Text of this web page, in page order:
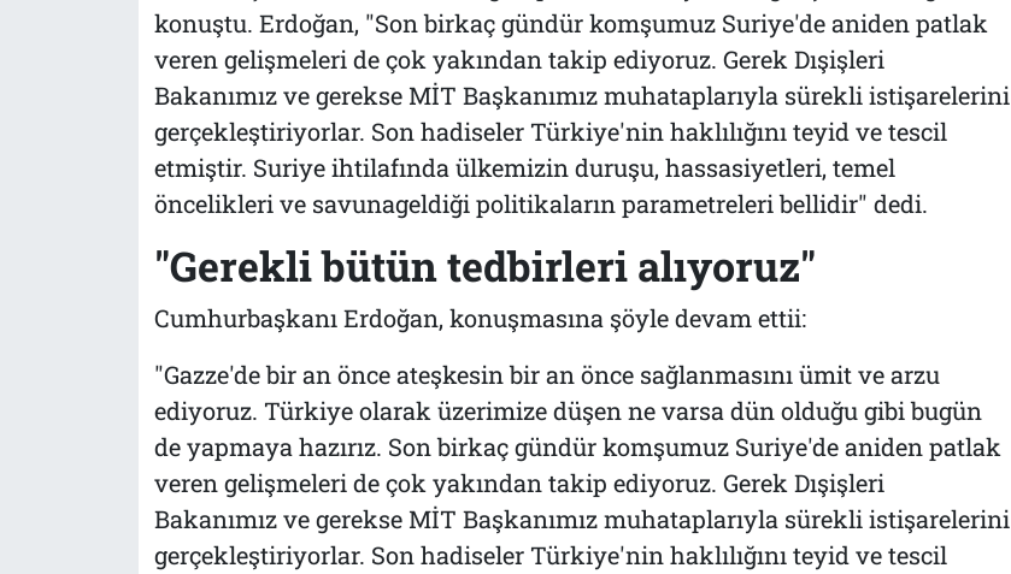
konuştu. Erdoğan, "Son birkaç gündür komşumuz Suriye'de aniden patlak
veren gelişmeleri de çok yakından takip ediyoruz. Gerek Dışişleri
Bakanımız ve gerekse MİT Başkanımız muhataplarıyla sürekli istişarelerini
gerçekleştiriyorlar. Son hadiseler Türkiye'nin haklılığını teyid ve tescil
etmiştir. Suriye ihtilafında ülkemizin duruşu, hassasiyetleri, temel
öncelikleri ve savunageldiği politikaların parametreleri bellidir" dedi.
"Gerekli bütün tedbirleri alıyoruz"
Cumhurbaşkanı Erdoğan, konuşmasına şöyle devam ettii:
"Gazze'de bir an önce ateşkesin bir an önce sağlanmasını ümit ve arzu
ediyoruz. Türkiye olarak üzerimize düşen ne varsa dün olduğu gibi bugün
de yapmaya hazırız. Son birkaç gündür komşumuz Suriye'de aniden patlak
veren gelişmeleri de çok yakından takip ediyoruz. Gerek Dışişleri
Bakanımız ve gerekse MİT Başkanımız muhataplarıyla sürekli istişarelerini
gerçekleştiriyorlar. Son hadiseler Türkiye'nin haklılığını teyid ve tescil